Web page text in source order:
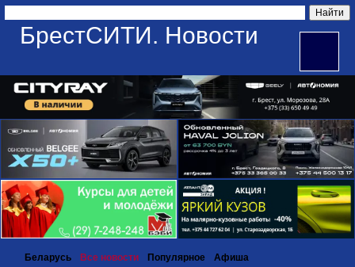
БрестСИТИ. Новости
Беларусь Все новости Популярное Афиша